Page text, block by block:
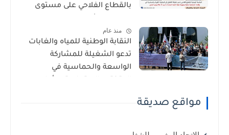
بالقطاع الفلاحي على مستوى
منذ عام
النقابة الوطنية للمياه والغابات
تدعو الشغيلة للمشاركة
الواسعة والحماسية في
مواقع صديقة